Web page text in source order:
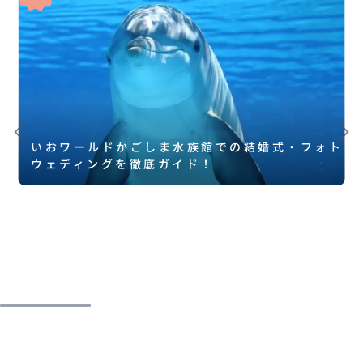
いおワールドかごしま水族館での結婚式・フォト
ウェディングを徹底ガイド！